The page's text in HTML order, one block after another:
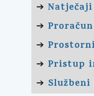
➔
➔ Proračun
➔
➔ Pristup
➔